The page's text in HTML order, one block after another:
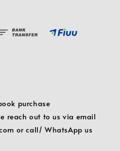
purchase
reach out to us via email
or call/ WhatsApp us